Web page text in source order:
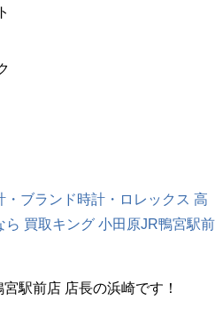
ブランド時計・ロレックス 高
買取キング 小田原JR鴨宮駅前
駅前店 店長の浜崎です！